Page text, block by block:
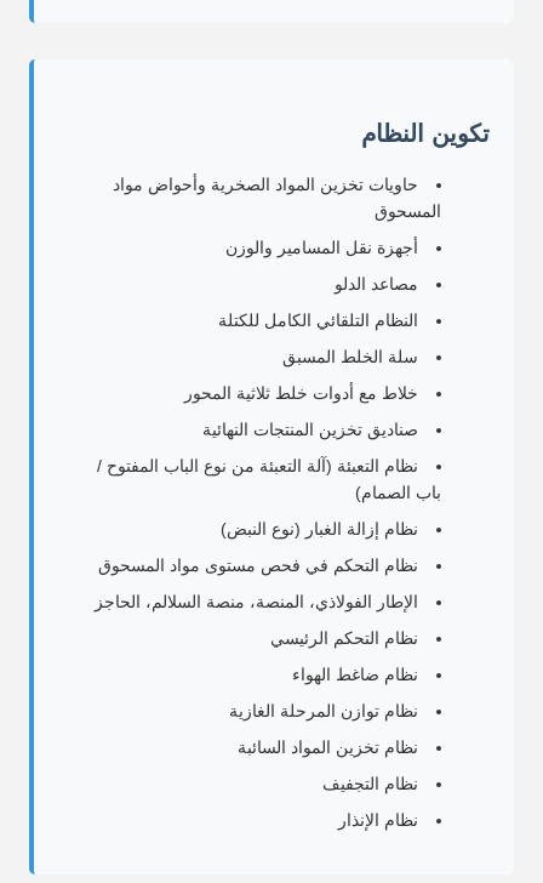
تكوين النظام
حاويات تخزين المواد الصخرية وأحواض مواد
المسحوق
أجهزة نقل المسامير والوزن
مصاعد الدلو
النظام التلقائي الكامل للكتلة
سلة الخلط المسبق
خلاط مع أدوات خلط ثلاثية المحور
صناديق تخزين المنتجات النهائية
نظام التعبئة (آلة التعبئة من نوع الباب المفتوح /
باب الصمام)
نظام إزالة الغبار (نوع النبض)
نظام التحكم في فحص مستوى مواد المسحوق
الإطار الفولاذي، المنصة، منصة السلالم، الحاجز
نظام التحكم الرئيسي
نظام ضاغط الهواء
نظام توازن المرحلة الغازية
نظام تخزين المواد السائبة
نظام التجفيف
نظام الإنذار